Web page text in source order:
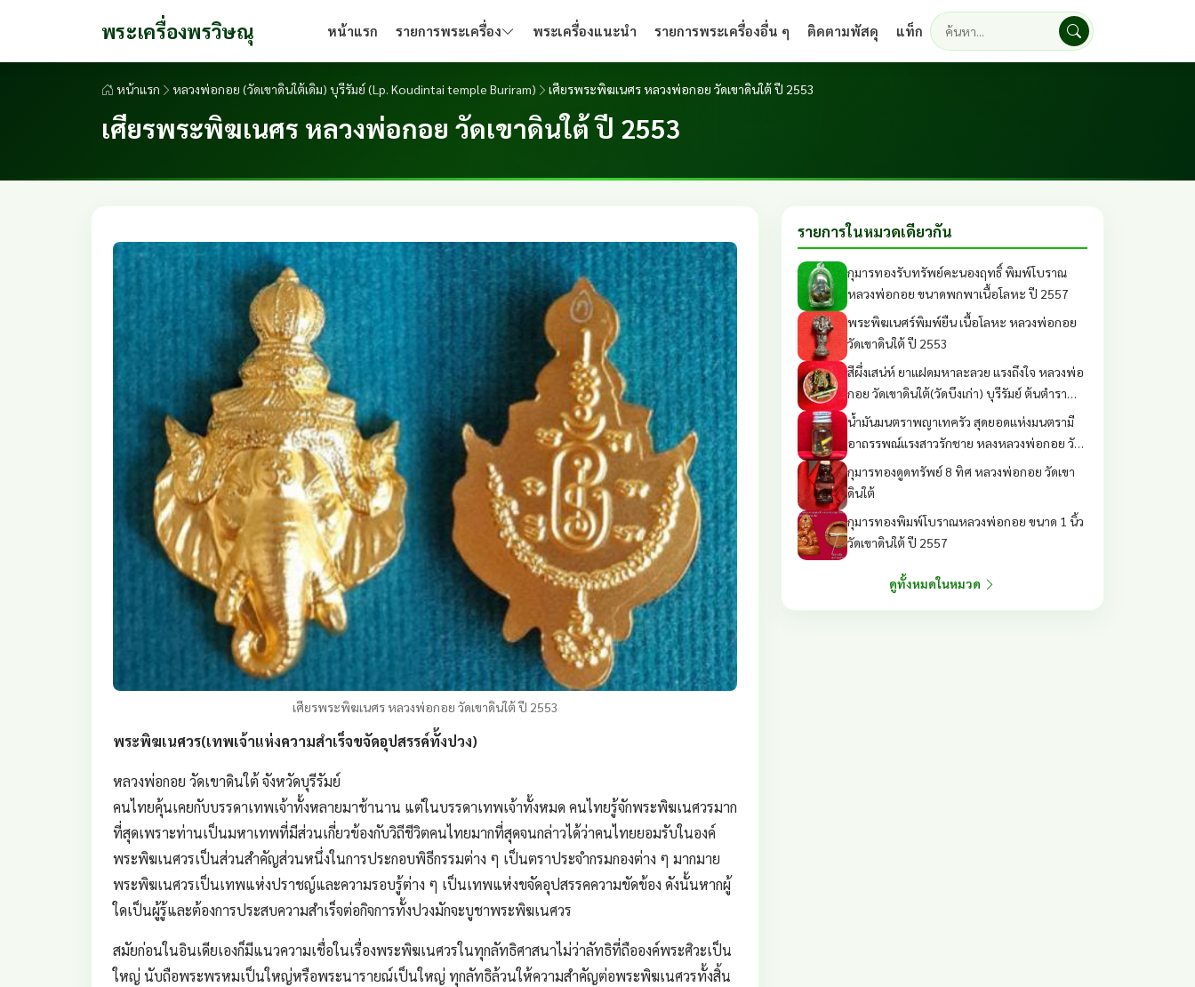
พระเครื่องพรวิษณุ หน้าแรก รายการพระเครื่อง พระเครื่องแนะนำ รายการพระเครื่องอื่น ๆ ติดตามพัสดุ แท็ก
ค้นหา
หน้าแรก หลวงพ่อกอย (วัดเขาดินใต้เดิม) บุรีรัมย์ (Lp. Koudintai temple Buriram) เศียรพระพิฆเนศร หลวงพ่อกอย วัดเขาดินใต้ ปี 2553
เศียรพระพิฆเนศร หลวงพ่อกอย วัดเขาดินใต้ ปี 2553
เศียรพระพิฆเนศร หลวงพ่อกอย วัดเขาดินใต้ ปี 2553
พระพิฆเนศวร(เทพเจ้าแห่งความสำเร็จขจัดอุปสรรค์ทั้งปวง)
หลวงพ่อกอย วัดเขาดินใต้ จังหวัดบุรีรัมย์
คนไทยคุ้นเคยกับบรรดาเทพเจ้าทั้งหลายมาช้านาน แต่ในบรรดาเทพเจ้าทั้งหมด คนไทยรู้จักพระพิฆเนศวรมาก
ที่สุดเพราะท่านเป็นมหาเทพที่มีส่วนเกี่ยวข้องกับวิถีชีวิตคนไทยมากที่สุดจนกล่าวได้ว่าคนไทยยอมรับในองค์
พระพิฆเนศวรเป็นส่วนสำคัญส่วนหนึ่งในการประกอบพิธีกรรมต่าง ๆ เป็นตราประจำกรมกองต่าง ๆ มากมาย
พระพิฆเนศวรเป็นเทพแห่งปราชญ์และความรอบรู้ต่าง ๆ เป็นเทพแห่งขจัดอุปสรรคความขัดข้อง ดังนั้นหากผู้
ใดเป็นผู้รู้และต้องการประสบความสำเร็จต่อกิจการทั้งปวงมักจะบูชาพระพิฆเนศวร
สมัยก่อนในอินเดียเองก็มีแนวความเชื่อในเรื่องพระพิฆเนศวรในทุกลัทธิศาสนาไม่ว่าลัทธิที่ถือองค์พระศิวะเป็น
ใหญ่ นับถือพระพรหมเป็นใหญ่หรือพระนารายณ์เป็นใหญ่ ทุกลัทธิล้วนให้ความสำคัญต่อพระพิฆเนศวรทั้งสิ้น
รายการในหมวดเดียวกัน
กุมารทองรับทรัพย์คะนองฤทธิ์ พิมพ์โบราณ
หลวงพ่อกอย ขนาดพกพาเนื้อโลหะ ปี 2557
พระพิฆเนศร์พิมพ์ยืน เนื้อโลหะ หลวงพ่อกอย
วัดเขาดินใต้ ปี 2553
สีผึ่งเสน่ห์ ยาแฝดมหาละลวย แรงถึงใจ หลวงพ่อ
กอย วัดเขาดินใต้(วัดบึงเก่า) บุรีรัมย์ ต้นตำรา
เขมรขนานแท้ ปี2557
น้ำมันมนตราพญาเทครัว สุดยอดแห่งมนตรามี
อาถรรพณ์แรงสาวรักชาย หลงหลวงพ่อกอย วัด
เขาดินใต้ ต้นตำรับเขมรโบราณ ปี 2557
กุมารทองดูดทรัพย์ 8 ทิศ หลวงพ่อกอย วัดเขา
ดินใต้
กุมารทองพิมพ์โบราณหลวงพ่อกอย ขนาด 1 นิ้ว
วัดเขาดินใต้ ปี 2557
ดูทั้งหมดในหมวด